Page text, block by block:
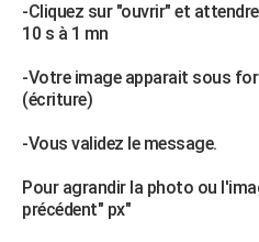
-Cliquez sur "ouvrir" et
10 s à 1 mn
-Votre image apparait sous
(écriture)
-Vous validez le message.
Pour agrandir la photo ou
précédent" px"